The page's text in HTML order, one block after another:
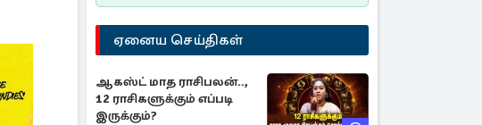
ஏனைய செய்திகள்
ஆகஸ்ட் மாத ராசிபலன்..,
12 ராசிகளுக்கும் எப்படி
இருக்கும்?